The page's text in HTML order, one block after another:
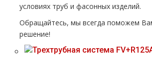
условиях тpуб и фасонных изделий.
Обращайтесь, мы всегда поможем
решение!